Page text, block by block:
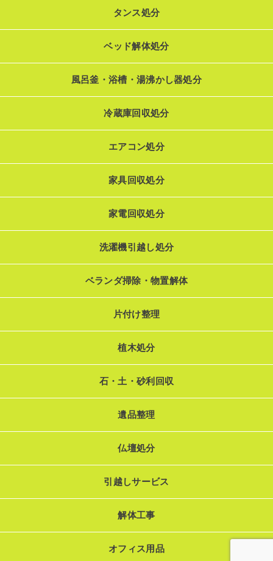
タンス処分
ベッド解体処分
風呂釜・浴槽・湯沸かし器処分
冷蔵庫回収処分
エアコン処分
家具回収処分
家電回収処分
洗濯機引越し処分
ベランダ掃除・物置解体
片付け整理
植木処分
石・土・砂利回収
遺品整理
仏壇処分
引越しサービス
解体工事
オフィス用品